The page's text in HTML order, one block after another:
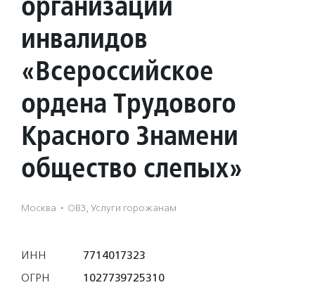
инвалидов
«Всероссийское
ордена Трудового
Красного Знамени
общество слепых»
Москва · ОВЗ, Услуги горожанам
ИНН
7714017323
ОГРН
1027739725310